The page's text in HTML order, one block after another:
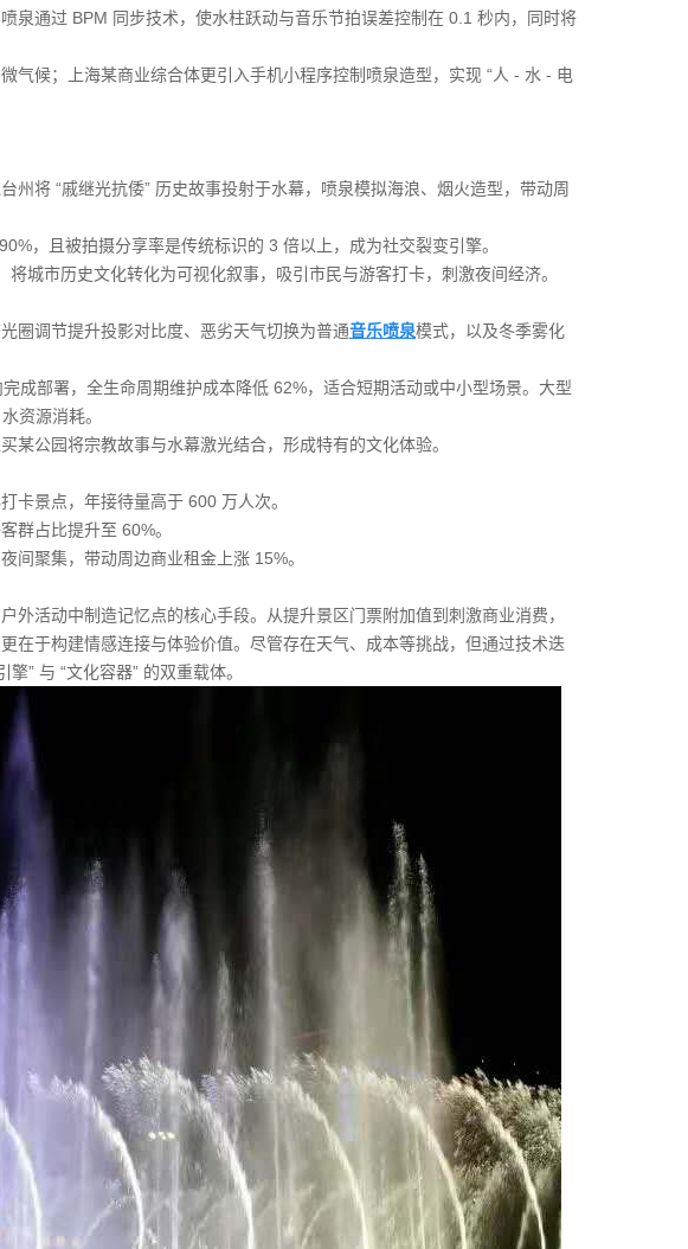
泉通过 BPM 同步技术，使水柱跃动与音乐节拍误差控制在 0.1 秒内，同时将
气候；上海某商业综合体更引入手机小程序控制喷泉造型，实现 “人 - 水 - 电
将 “戚继光抗倭” 历史故事投射于水幕，喷泉模拟海浪、烟火造型，带动周
，且被拍摄分享率是传统标识的 3 倍以上，成为社交裂变引擎。
城市历史文化转化为可视化叙事，吸引市民与游客打卡，刺激夜间经济。
圈调节提升投影对比度、恶劣天气切换为普通音乐喷泉模式，以及冬季雾化
成部署，全生命周期维护成本降低 62%，适合短期活动或中小型场景。大型
资源消耗。
某公园将宗教故事与水幕激光结合，形成特有的文化体验。
卡景点，年接待量高于 600 万人次。
群占比提升至 60%。
间聚集，带动周边商业租金上涨 15%。
活动中制造记忆点的核心手段。从提升景区门票附加值到刺激商业消费，
在于构建情感连接与体验价值。尽管存在天气、成本等挑战，但通过技术迭
” 与 “文化容器” 的双重载体。